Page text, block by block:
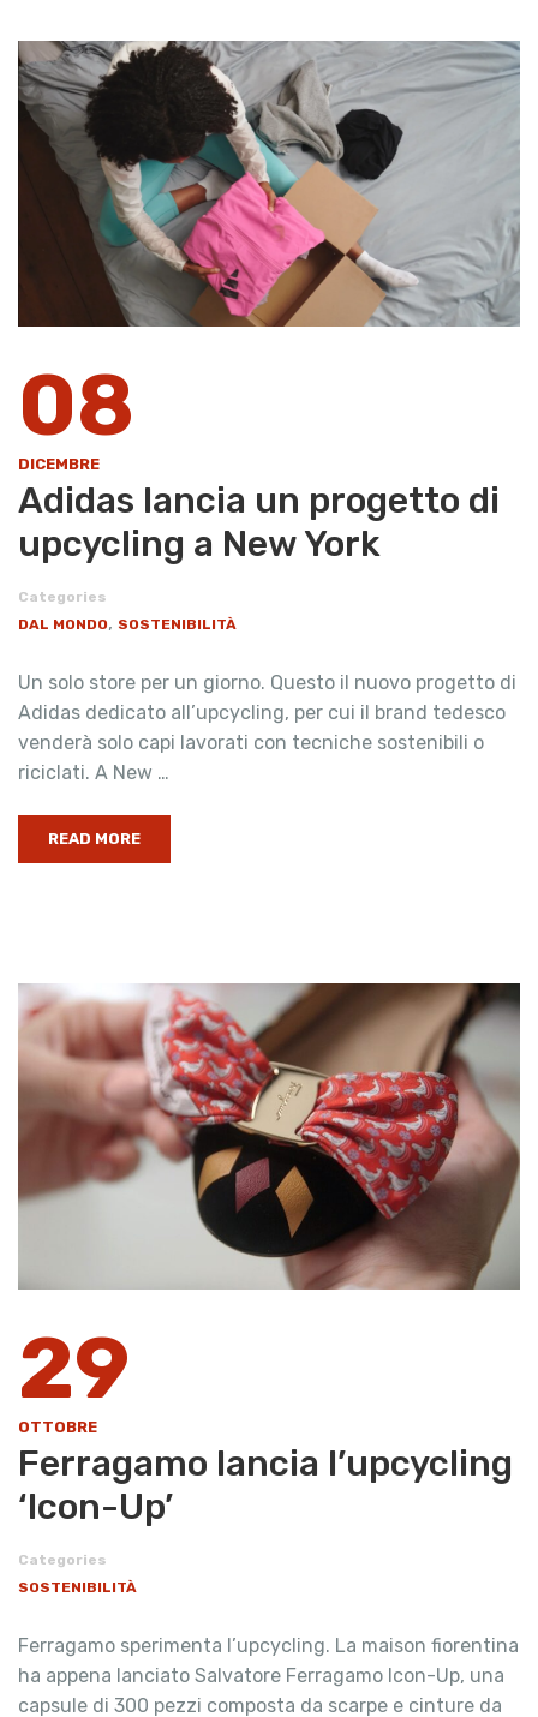
08
DICEMBRE
Adidas lancia un progetto di
upcycling a New York
Categories
DAL MONDO, SOSTENIBILITÀ
Un solo store per un giorno. Questo il nuovo progetto di
Adidas dedicato all’upcycling, per cui il brand tedesco
venderà solo capi lavorati con tecniche sostenibili o
riciclati. A New …
READ MORE
29
OTTOBRE
Ferragamo lancia l’upcycling
‘Icon-Up’
Categories
SOSTENIBILITÀ
Ferragamo sperimenta l’upcycling. La maison fiorentina
ha appena lanciato Salvatore Ferragamo Icon-Up, una
capsule di 300 pezzi composta da scarpe e cinture da